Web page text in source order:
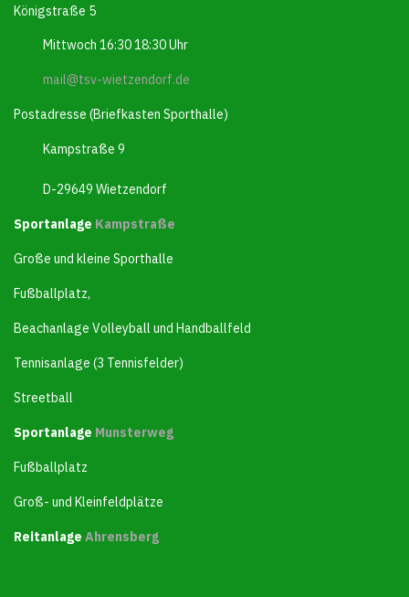
Königstraße 5
Mittwoch 16:30 18:30 Uhr
mail@tsv-wietzendorf.de
Postadresse (Briefkasten Sporthalle)
Kampstraße 9
D-29649 Wietzendorf
Sportanlage Kampstraße
Große und kleine Sporthalle
Fußballplatz,
Beachanlage Volleyball und Handballfeld
Tennisanlage (3 Tennisfelder)
Streetball
Sportanlage Munsterweg
Fußballplatz
Groß- und Kleinfeldplätze
Reitanlage Ahrensberg